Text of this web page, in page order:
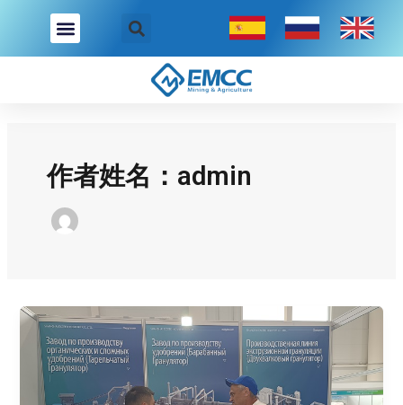
内
作者姓名：admin
pagination